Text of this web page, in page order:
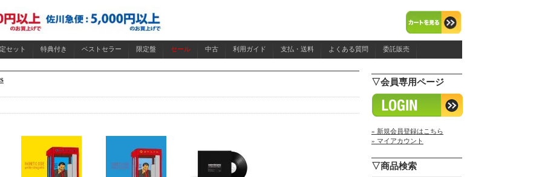
セット 特典付き ベストセラー 限定盤 セール 中古 利用ガイド 支払・送料 よくある質問 委託販売
▽会員専用ページ
» 新規会員登録はこちら
» マイアカウント
▽商品検索